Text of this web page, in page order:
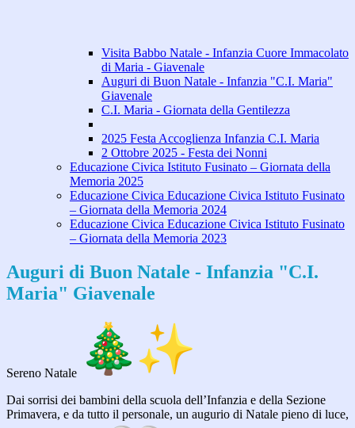
Visita Babbo Natale - Infanzia Cuore Immacolato
di Maria - Giavenale
Auguri di Buon Natale - Infanzia "C.I. Maria"
Giavenale
C.I. Maria - Giornata della Gentilezza
2025 Festa Accoglienza Infanzia C.I. Maria
2 Ottobre 2025 - Festa dei Nonni
Educazione Civica Istituto Fusinato – Giornata della
Memoria 2025
Educazione Civica Educazione Civica Istituto Fusinato
– Giornata della Memoria 2024
Educazione Civica Educazione Civica Istituto Fusinato
– Giornata della Memoria 2023
Auguri di Buon Natale - Infanzia "C.I.
Maria" Giavenale
Sereno Natale
Dai sorrisi dei bambini della scuola dell’Infanzia e della Sezione
Primavera, e da tutto il personale, un augurio di Natale pieno di luce,